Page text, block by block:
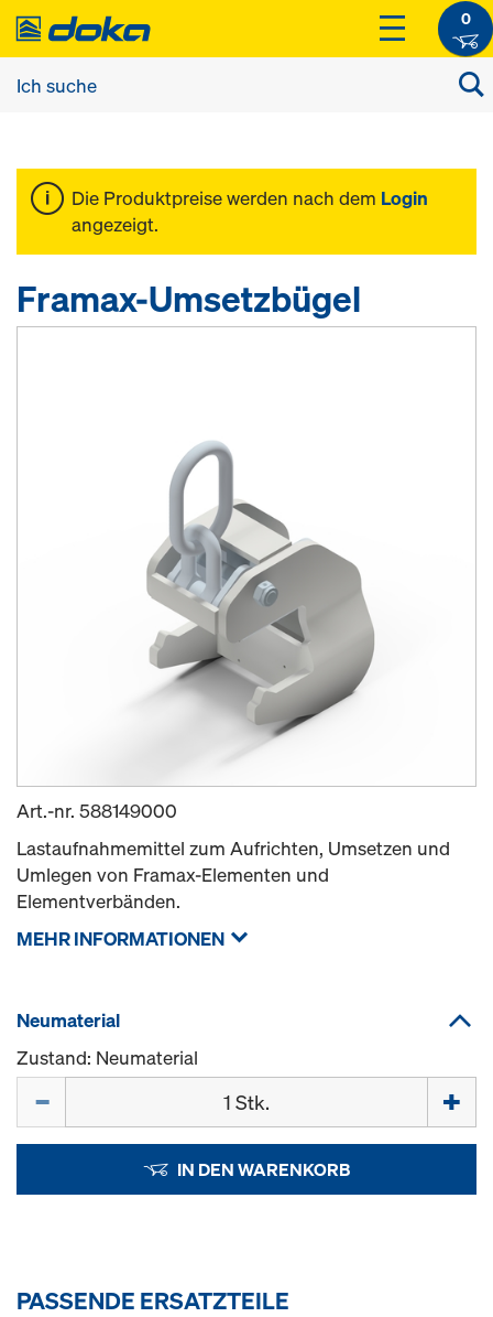
0
Die Produktpreise werden nach dem Login
angezeigt.
Framax-Umsetzbügel
Art.-nr. 588149000
Lastaufnahmemittel zum Aufrichten, Umsetzen und
Umlegen von Framax-Elementen und
Elementverbänden.
MEHR INFORMATIONEN
Neumaterial
Zustand: Neumaterial
IN DEN WARENKORB
PASSENDE ERSATZTEILE